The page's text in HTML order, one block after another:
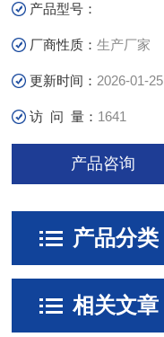
产品型号：
厂商性质：生产厂家
更新时间： 2026-01-25
访 问 量： 1641
产品咨询
产品分类
相关文章